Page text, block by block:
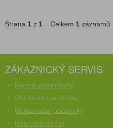
Strana 1 z 1 Celkem 1 záznamů
ZÁKAZNICKÝ SERVIS
Rychlá objednávka
Obchodní podmínky
Reklamační podmínky
Náhradní plnění